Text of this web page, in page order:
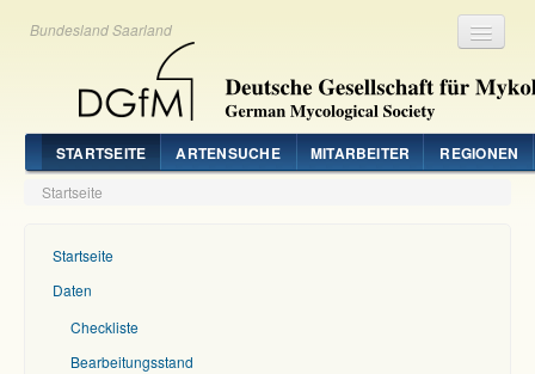
Bundesland Saarland
STARTSEITE ARTENSUCHE MITARBEITER REGIONEN
Startseite
Startseite
Daten
Checkliste
Bearbeitungsstand